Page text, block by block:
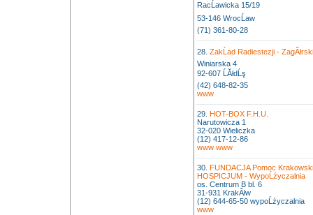
RacĹawicka 15/19
53-146 WrocĹaw
(71) 361-80-28
28. ZakĹad Radiestezji -
Winiarska 4
92-607 ĹĂłdĹş
(42) 648-82-35
www
29. HOT-BOX F.H.U.
Narutowicza 1
32-020 Wieliczka
(12) 417-12-86
www www
30. FUNDACJA Pomoc
HOSPICJUM - WypoĹźyczalnia
os. Centrum B bl. 6
31-931 KrakĂłw
(12) 644-65-50 wypoĹźyczalnia
www